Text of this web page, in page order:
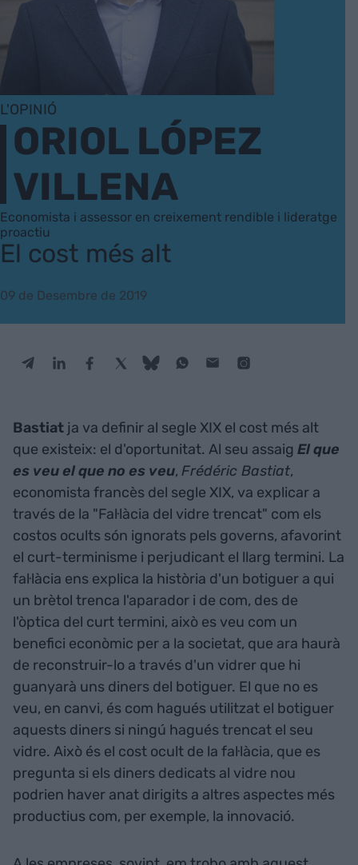
L'OPINIÓ
ORIOL LÓPEZ
VILLENA
Economista i assessor en creixement rendible i lideratge
proactiu
El cost més alt
09 de Desembre de 2019
Bastiat ja va definir al segle XIX el cost més alt
que existeix: el d'oportunitat. Al seu assaig El que
es veu el que no es veu, Frédéric Bastiat,
economista francès del segle XIX, va explicar a
través de la "Fal·làcia del vidre trencat" com els
costos ocults són ignorats pels governs, afavorint
el curt-terminisme i perjudicant el llarg termini. La
fal·làcia ens explica la història d'un botiguer a qui
un brètol trenca l'aparador i de com, des de
l'òptica del curt termini, això es veu com un
benefici econòmic per a la societat, que ara haurà
de reconstruir-lo a través d'un vidrer que hi
guanyarà uns diners del botiguer. El que no es
veu, en canvi, és com hagués utilitzat el botiguer
aquests diners si ningú hagués trencat el seu
vidre. Això és el cost ocult de la fal·làcia, que es
pregunta si els diners dedicats al vidre nou
podrien haver anat dirigits a altres aspectes més
productius com, per exemple, la innovació.